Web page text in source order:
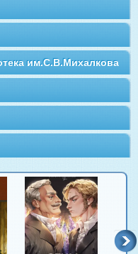
им.С.В.Михалкова